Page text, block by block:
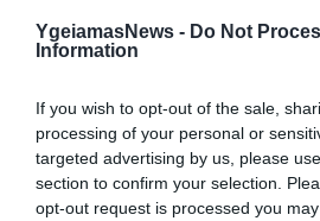
YgeiamasNews - Do Not
Information
If you wish to opt-out of the sale,
processing of your personal or
targeted advertising by us, please
section to confirm your selection.
opt-out request is processed you
21.04.2026 18:01